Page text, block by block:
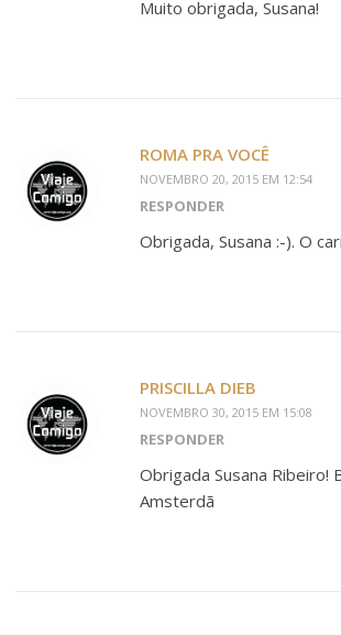
Muito obrigada, Susana!
ROMA PRA VOCÊ
NOVEMBRO 20, 2015 EM 12:54
RESPONDER
Obrigada, Susana :-). O
PRISCILLA DIEB
NOVEMBRO 30, 2015 EM 15:08
RESPONDER
Obrigada Susana Ribeiro!
Amsterdã